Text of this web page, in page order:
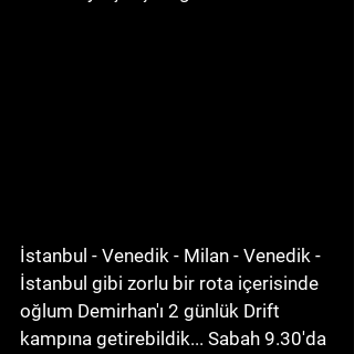
İstanbul - Venedik - Milan - Venedik -
İstanbul gibi zorlu bir rota içerisinde
oğlum Demirhan'ı 2 günlük Drift
kampına getirebildik... Sabah 9.30'da